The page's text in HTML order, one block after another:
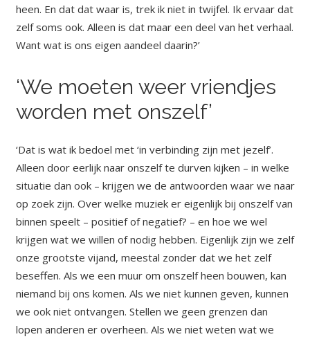
heen. En dat dat waar is, trek ik niet in twijfel. Ik ervaar dat
zelf soms ook. Alleen is dat maar een deel van het verhaal.
Want wat is ons eigen aandeel daarin?’
‘We moeten weer vriendjes
worden met onszelf’
‘Dat is wat ik bedoel met ‘in verbinding zijn met jezelf’.
Alleen door eerlijk naar onszelf te durven kijken – in welke
situatie dan ook – krijgen we de antwoorden waar we naar
op zoek zijn. Over welke muziek er eigenlijk bij onszelf van
binnen speelt – positief of negatief? – en hoe we wel
krijgen wat we willen of nodig hebben. Eigenlijk zijn we zelf
onze grootste vijand, meestal zonder dat we het zelf
beseffen. Als we een muur om onszelf heen bouwen, kan
niemand bij ons komen. Als we niet kunnen geven, kunnen
we ook niet ontvangen. Stellen we geen grenzen dan
lopen anderen er overheen. Als we niet weten wat we